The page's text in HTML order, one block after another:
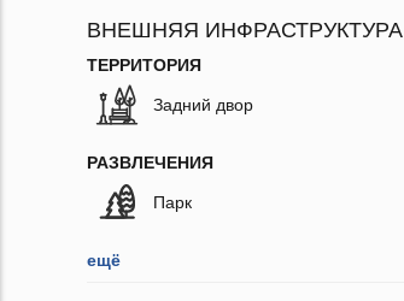
ВНЕШНЯЯ ИНФРАСТРУКТУРА
ТЕРРИТОРИЯ
Задний двор
РАЗВЛЕЧЕНИЯ
Парк
ещё